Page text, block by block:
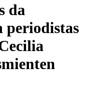
da
periodistas